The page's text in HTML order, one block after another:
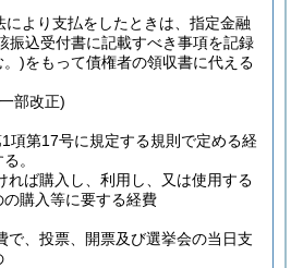
により支払をしたときは、指定金融
振込受付書に記載すべき事項を記録
。)をもって債権者の領収書に代える
部改正)
項第17号に規定する規則で定める経
。
れば購入し、利用し、又は使用する
購入等に要する経費
で、投票、開票及び選挙会の当日支